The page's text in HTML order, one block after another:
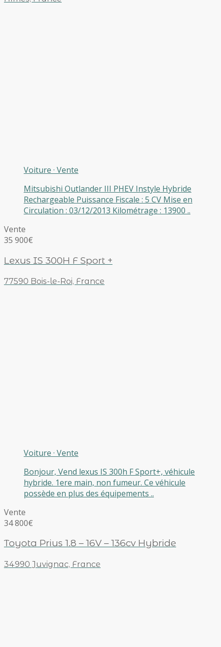
Voiture · Vente
Mitsubishi Outlander III PHEV Instyle Hybride
Rechargeable Puissance Fiscale : 5 CV Mise en
Circulation : 03/12/2013 Kilométrage : 13900 ..
Vente
35 900€
Lexus IS 300H F Sport +
77590 Bois-le-Roi, France
Voiture · Vente
Bonjour, Vend lexus IS 300h F Sport+, véhicule
hybride. 1ere main, non fumeur. Ce véhicule
possède en plus des équipements ..
Vente
34 800€
Toyota Prius 1.8 – 16V – 136cv Hybride
34990 Juvignac, France